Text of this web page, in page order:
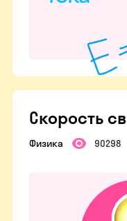
Скорость
Физика 90298